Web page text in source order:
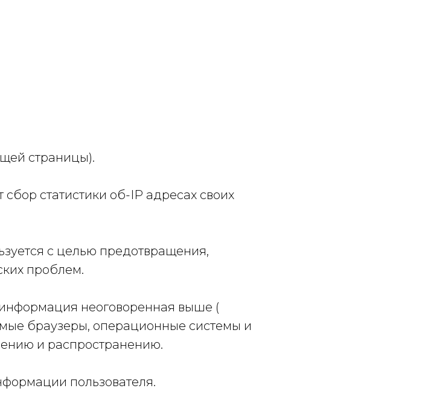
страницы).
статистики об-IP адресах своих
с целью предотвращения,
проблем.
неоговоренная выше (
браузеры, операционные системы и
и распространению.
пользователя.